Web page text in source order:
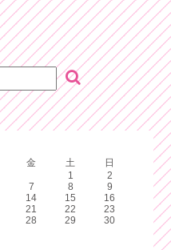
金 土
日
1
2
7 8
9
14 15
16
21 22
23
28 29
30